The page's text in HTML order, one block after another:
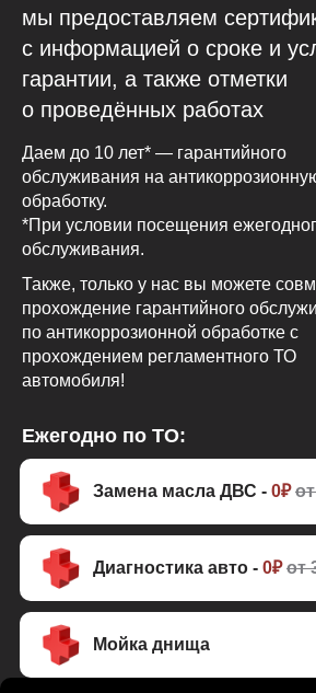
Ежегодно по ТО:
Также, только у нас вы можете
прохождение гарантийного
по антикоррозионной обработке с
прохождением регламентного ТО
автомобиля!
Даем до 10 лет* — гарантийного
обслуживания на
обработку.
*При условии посещения
обслуживания.
мы предоставляем
с информацией о сроке и
гарантии, а также отметки
о проведённых работах
Мойка днища
Диагностика авто - 0₽ от
Замена масла ДВС - 0₽